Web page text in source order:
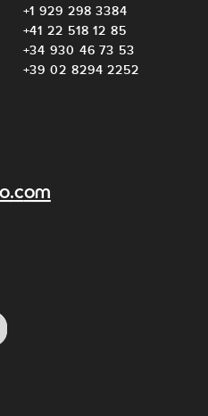
+1 929 298 3384
+41 22 518 12 85
+34 930 46 73 53
+39 02 8294 2252